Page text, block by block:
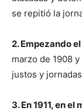
se repitió la
2. Empezando
marzo de 1908
justos y
3. En 1911, en